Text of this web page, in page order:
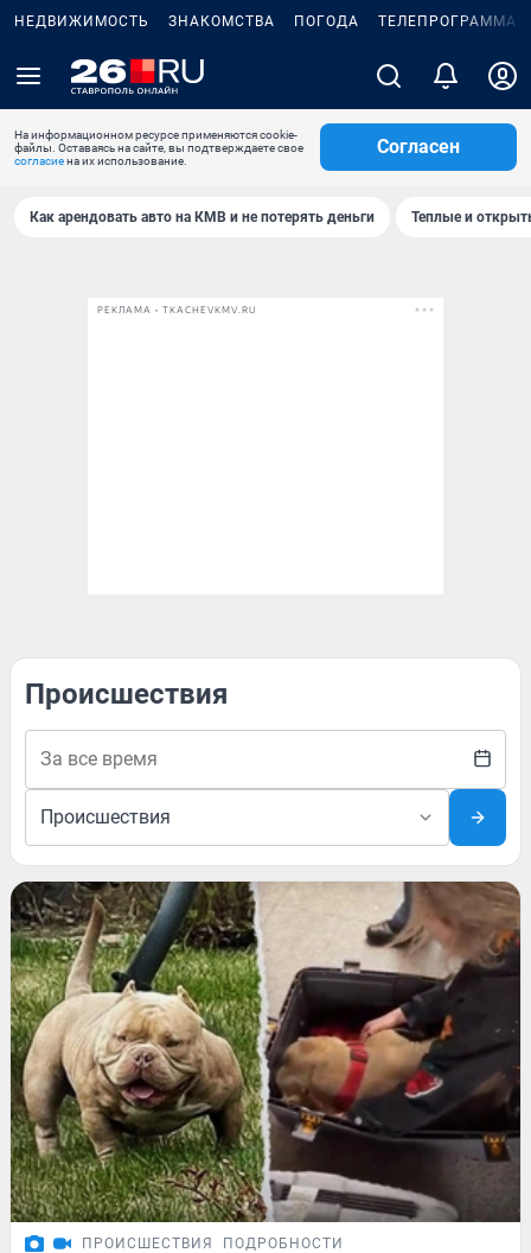
НЕДВИЖИМОСТЬ ЗНАКОМСТВА ПОГОДА ТЕЛЕПРОГРАММА
На информационном ресурсе применяются cookie-
файлы. Оставаясь на сайте, вы подтверждаете свое
согласиена их использование.
Согласен
Как арендовать авто на КМВ и не потерять деньги Теплые и
РЕКЛАМА • TKACHEVKMV.RU
Происшествия
ПРОИСШЕСТВИЯ ПОДРОБНОСТИ